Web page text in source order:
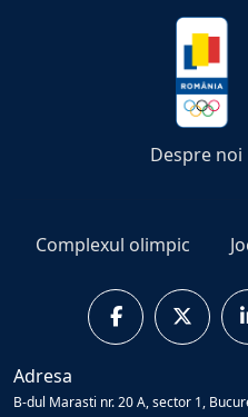
Despre noi
Complexul olimpic
Adresa
B-dul Marasti nr. 20 A, sector 1,